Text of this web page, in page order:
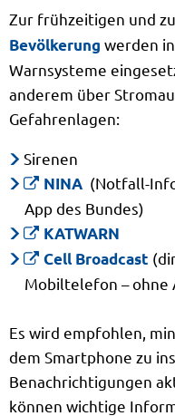
Zur frühzeitigen und
Bevölkerung werden
Warnsysteme
anderem über
Gefahrenlagen:
Sirenen
NINA(Notfall-
App des Bundes)
KATWARN
Cell Broadcast
Mobiltelefon – ohne
Es wird empfohlen,
dem Smartphone zu
Benachrichtigungen
können wichtige